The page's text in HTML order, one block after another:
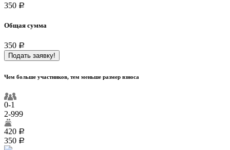
350 a
Общая сумма
350 a
Подать заявку!
Чем больше участников, тем меньше размер взноса
0-1
2-999
420 a
350 a